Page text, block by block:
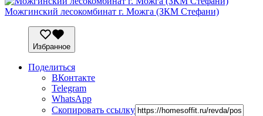
Можгинский лесокомбинат г. Можга (ЗКМ Стефани)
Избранное
Поделиться
ВКонтакте
Telegram
WhatsApp
Скопировать ссылку